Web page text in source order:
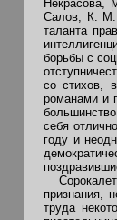
Некрасова,
Салов, К. М.
таланта
борьбы с
со стихов,
романами и
себя
году и
признания,
труда